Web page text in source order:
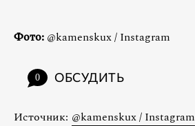
Фото: @kamenskux / Instagram
0 ОБСУДИТЬ
Источник: @kamenskux / Instagram